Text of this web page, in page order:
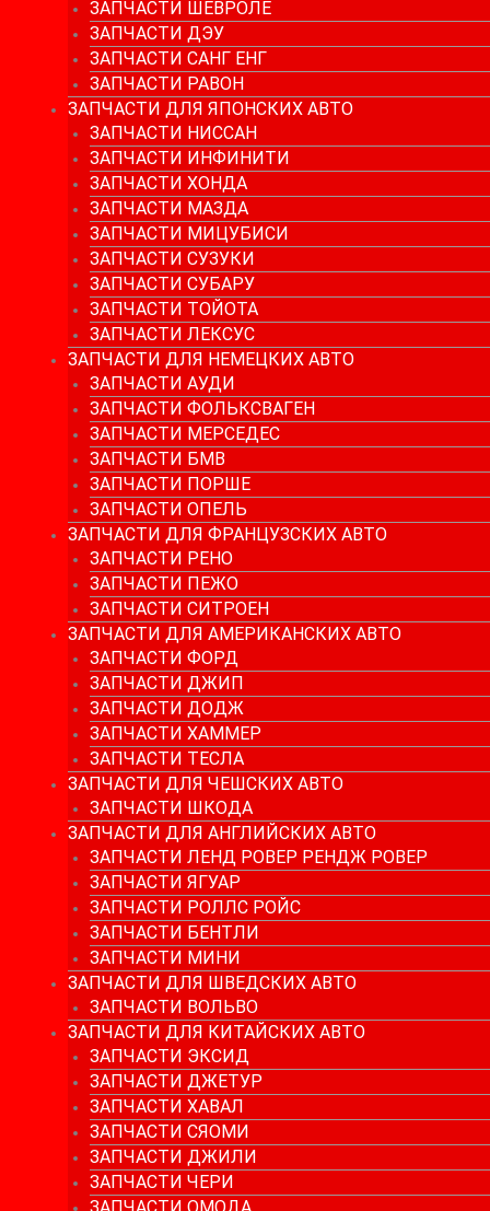
ЗАПЧАСТИ ШЕВРОЛЕ
ЗАПЧАСТИ ДЭУ
ЗАПЧАСТИ САНГ ЕНГ
ЗАПЧАСТИ РАВОН
ЗАПЧАСТИ ДЛЯ ЯПОНСКИХ АВТО
ЗАПЧАСТИ НИССАН
ЗАПЧАСТИ ИНФИНИТИ
ЗАПЧАСТИ ХОНДА
ЗАПЧАСТИ МАЗДА
ЗАПЧАСТИ МИЦУБИСИ
ЗАПЧАСТИ СУЗУКИ
ЗАПЧАСТИ СУБАРУ
ЗАПЧАСТИ ТОЙОТА
ЗАПЧАСТИ ЛЕКСУС
ЗАПЧАСТИ ДЛЯ НЕМЕЦКИХ АВТО
ЗАПЧАСТИ АУДИ
ЗАПЧАСТИ ФОЛЬКСВАГЕН
ЗАПЧАСТИ МЕРСЕДЕС
ЗАПЧАСТИ БМВ
ЗАПЧАСТИ ПОРШЕ
ЗАПЧАСТИ ОПЕЛЬ
ЗАПЧАСТИ ДЛЯ ФРАНЦУЗСКИХ АВТО
ЗАПЧАСТИ РЕНО
ЗАПЧАСТИ ПЕЖО
ЗАПЧАСТИ СИТРОЕН
ЗАПЧАСТИ ДЛЯ АМЕРИКАНСКИХ АВТО
ЗАПЧАСТИ ФОРД
ЗАПЧАСТИ ДЖИП
ЗАПЧАСТИ ДОДЖ
ЗАПЧАСТИ ХАММЕР
ЗАПЧАСТИ ТЕСЛА
ЗАПЧАСТИ ДЛЯ ЧЕШСКИХ АВТО
ЗАПЧАСТИ ШКОДА
ЗАПЧАСТИ ДЛЯ АНГЛИЙСКИХ АВТО
ЗАПЧАСТИ ЛЕНД РОВЕР РЕНДЖ РОВЕР
ЗАПЧАСТИ ЯГУАР
ЗАПЧАСТИ РОЛЛС РОЙС
ЗАПЧАСТИ БЕНТЛИ
ЗАПЧАСТИ МИНИ
ЗАПЧАСТИ ДЛЯ ШВЕДСКИХ АВТО
ЗАПЧАСТИ ВОЛЬВО
ЗАПЧАСТИ ДЛЯ КИТАЙСКИХ АВТО
ЗАПЧАСТИ ЭКСИД
ЗАПЧАСТИ ДЖЕТУР
ЗАПЧАСТИ ХАВАЛ
ЗАПЧАСТИ СЯОМИ
ЗАПЧАСТИ ДЖИЛИ
ЗАПЧАСТИ ЧЕРИ